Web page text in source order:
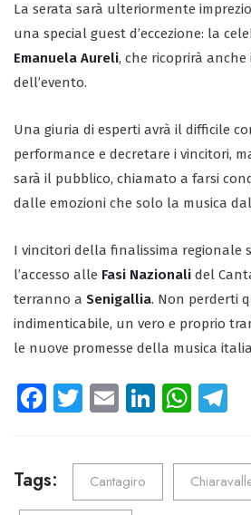
La serata sarà ulteriormente
una special guest d’eccezione: la
Emanuela Aureli, che ricoprirà
dell’evento.
Una giuria di esperti avrà il difficile
performance e decretare i vincitori,
sarà il pubblico, chiamato a farsi
dalle emozioni che solo la musica
I vincitori della finalissima regionale
l’accesso alle Fasi Nazionali del
terranno a Senigallia. Non perderti
indimenticabile, un vero e proprio
le nuove promesse della musica
Fa
o
T
tt
er
E
ail
Li
e
W
ts
A a
Tags: Cantagiro